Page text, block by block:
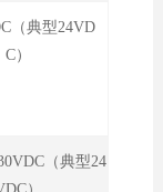
（典型24VD
C）
（典型24